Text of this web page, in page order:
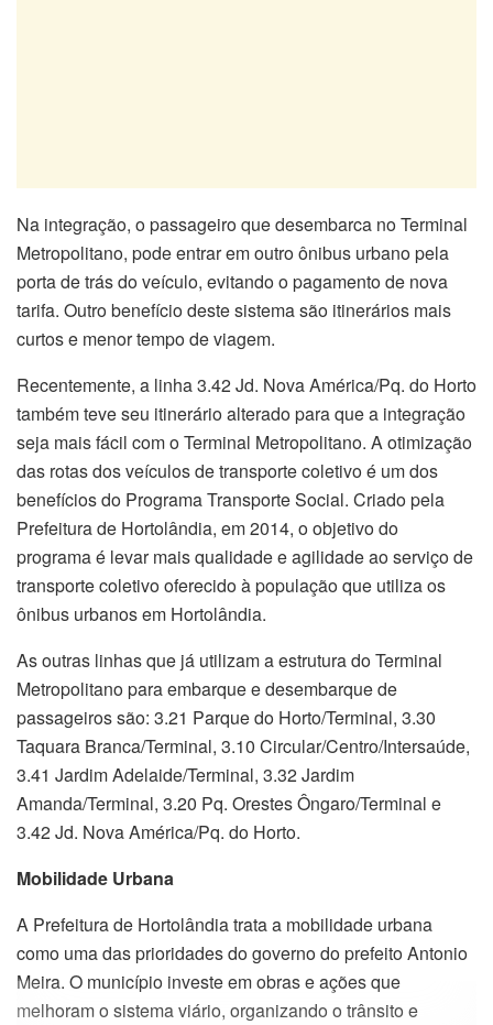
Na integração, o passageiro que desembarca no Terminal
Metropolitano, pode entrar em outro ônibus urbano pela
porta de trás do veículo, evitando o pagamento de nova
tarifa. Outro benefício deste sistema são itinerários mais
curtos e menor tempo de viagem.
Recentemente, a linha 3.42 Jd. Nova América/Pq. do Horto
também teve seu itinerário alterado para que a integração
seja mais fácil com o Terminal Metropolitano. A otimização
das rotas dos veículos de transporte coletivo é um dos
benefícios do Programa Transporte Social. Criado pela
Prefeitura de Hortolândia, em 2014, o objetivo do
programa é levar mais qualidade e agilidade ao serviço de
transporte coletivo oferecido à população que utiliza os
ônibus urbanos em Hortolândia.
As outras linhas que já utilizam a estrutura do Terminal
Metropolitano para embarque e desembarque de
passageiros são: 3.21 Parque do Horto/Terminal, 3.30
Taquara Branca/Terminal, 3.10 Circular/Centro/Intersaúde,
3.41 Jardim Adelaide/Terminal, 3.32 Jardim
Amanda/Terminal, 3.20 Pq. Orestes Ôngaro/Terminal e
3.42 Jd. Nova América/Pq. do Horto.
Mobilidade Urbana
A Prefeitura de Hortolândia trata a mobilidade urbana
como uma das prioridades do governo do prefeito Antonio
Meira. O município investe em obras e ações que
melhoram o sistema viário, organizando o trânsito e